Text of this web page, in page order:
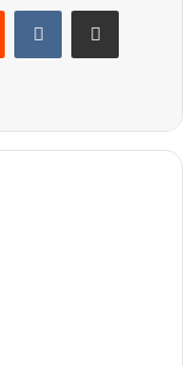
Reddit VKontakteE-Posta ile paylaş